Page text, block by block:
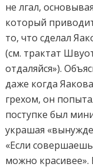
не лгал,
который
то, что сделал
(см. трактат
отдаляйся»).
даже когда
грехом, он
поступке был
украшая
«Если
можно красивее».